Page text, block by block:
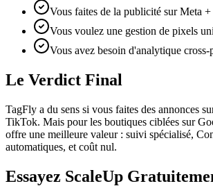
Vous faites de la publicité sur Meta
Vous voulez une gestion de pixels
Vous avez besoin d'analytique cross-
Le Verdict Final
TagFly a du sens si vous faites des annonces
TikTok. Mais pour les boutiques ciblées sur
offre une meilleure valeur : suivi spécialisé,
automatiques, et coût nul.
Essayez ScaleUp